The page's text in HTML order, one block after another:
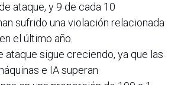
ataque, y 9 de cada 10
sufrido una violación relacionada
el último año.
ataque sigue creciendo, ya que las
e IA superan